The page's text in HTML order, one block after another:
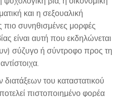
και η σεξουαλική
πιο συνηθισμένες μορφές
είναι αυτή που εκδηλώνεται
σύζυγο ή σύντροφο προς τη
του καταστατικού
πιστοποιημένο φορέα